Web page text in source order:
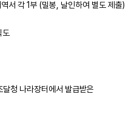
서 각 1부 (밀봉, 날인하여 별도 제출)
도
청 나라장터에서 발급받은